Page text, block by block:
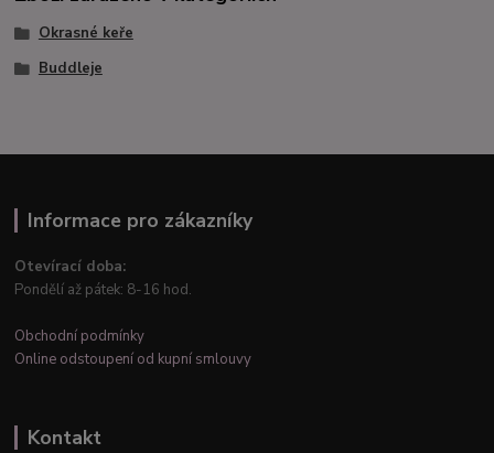
Okrasné keře
Buddleje
Informace pro zákazníky
Otevírací doba:
Pondělí až pátek: 8-16 hod.
Obchodní podmínky
Online odstoupení od kupní smlouvy
Kontakt